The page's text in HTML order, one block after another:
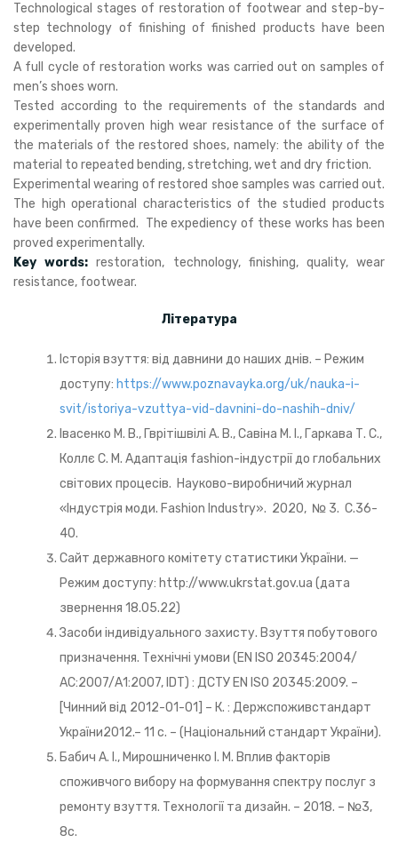
Technological stages of restoration of footwear and step-by-
step technology of finishing of finished products have been
developed.
A full cycle of restoration works was carried out on samples of
men’s shoes worn.
Tested according to the requirements of the standards and
experimentally proven high wear resistance of the surface of
the materials of the restored shoes, namely: the ability of the
material to repeated bending, stretching, wet and dry friction.
Experimental wearing of restored shoe samples was carried out.
The high operational characteristics of the studied products
have been confirmed. The expediency of these works has been
proved experimentally.
Key words: restoration, technology, finishing, quality, wear
resistance, footwear.
Література
Історія взуття: від давнини до наших днів. – Режим
доступу: https://www.poznavayka.org/uk/nauka-i-
svit/istoriya-vzuttya-vid-davnini-do-nashih-dniv/
Івасенко М. В., Гврітішвілі А. В., Савіна М. І., Гаркава Т. С.,
Коллє С. М. Адаптація fashion-індустрії до глобальних
світових процесів. Науково-виробничий журнал
«Індустрія моди. Fashion Industry». 2020, № 3. С.36-
40.
Сайт державного комітету статистики України. —
Режим доступу: http://www.ukrstat.gov.ua (дата
звернення 18.05.22)
Засоби індивідуального захисту. Взуття побутового
призначення. Технічні умови (EN ISO 20345:2004/
АС:2007/А1:2007, IDT) : ДСТУ EN ISO 20345:2009. –
[Чинний від 2012-01-01] – К. : Держспоживстандарт
України2012.– 11 с. – (Національний стандарт України).
Бабич А. І., Мирошниченко І. М. Вплив факторів
споживчого вибору на формування спектру послуг з
ремонту взуття. Технології та дизайн. – 2018. – №3,
8с.